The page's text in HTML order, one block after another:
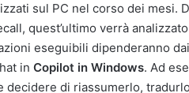
sul PC nel corso dei mesi.
quest’ultimo verrà
eseguibili dipenderanno
inCopilot in Windows. Ad
decidere di riassumerlo,